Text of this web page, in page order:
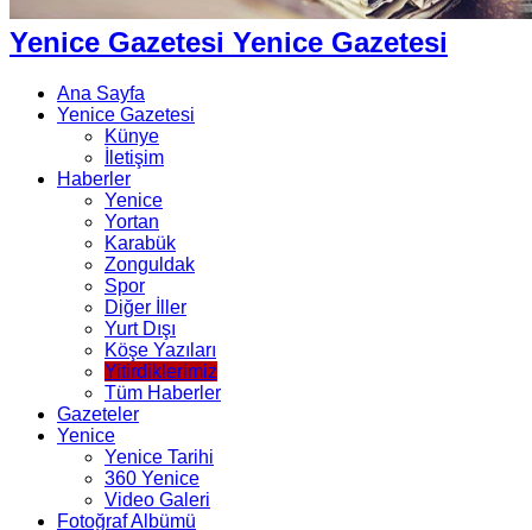
Yenice Gazetesi Yenice Gazetesi
Ana Sayfa
Yenice Gazetesi
Künye
İletişim
Haberler
Yenice
Yortan
Karabük
Zonguldak
Spor
Diğer İller
Yurt Dışı
Köşe Yazıları
Yitirdiklerimiz
Tüm Haberler
Gazeteler
Yenice
Yenice Tarihi
360 Yenice
Video Galeri
Fotoğraf Albümü